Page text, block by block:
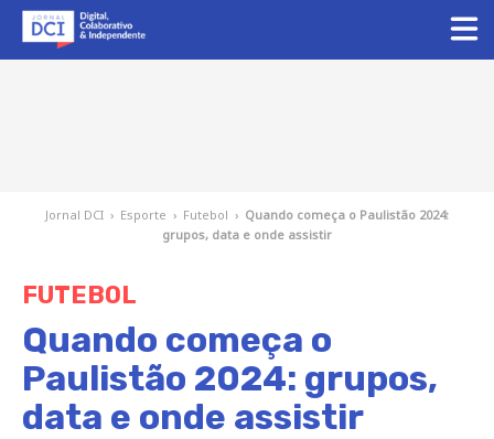
Jornal DCI › Esporte › Futebol › Quando começa o Paulistão 2024:
grupos, data e onde assistir
FUTEBOL
Quando começa o
Paulistão 2024: grupos,
data e onde assistir